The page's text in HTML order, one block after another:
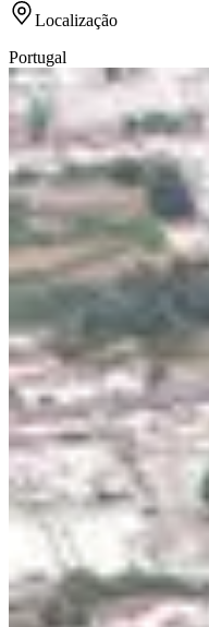
Localização
Portugal